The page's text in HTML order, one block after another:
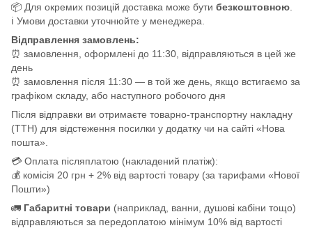
📦 Для окремих позицій доставка може бути безкоштовною
ℹ️ Умови доставки уточнюйте у менеджера.
Відправлення замовлень:
⏰ замовлення, оформлені до 11:30, відправляються в цей же
день
⏰ замовлення після 11:30 — в той же день, якщо встигаємо за
графіком складу, або наступного робочого дня
Після відправки ви отримаєте товарно-транспортну накладну
(ТТН) для відстеження посилки у додатку чи на сайті «Нова
пошта».
💳 Оплата післяплатою (накладений платіж):
💰 комісія 20 грн + 2% від вартості товару (за тарифами «Нової
Пошти»)
🚛 Габаритні товари (наприклад, ванни, душові кабіни тощо)
відправляються за передоплатою мінімум 10% від вартості